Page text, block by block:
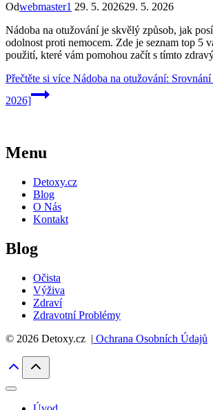
Odwebmaster1 29. 5. 202629. 5. 2026
Nádoba na otužování je skvělý způsob, jak
odolnost proti nemocem. Zde je seznam top 5
použití, které vám pomohou začít s tímto
Přečtěte si více Nádoba na otužování:
2026]
Menu
Detoxy.cz
Blog
O Nás
Kontakt
Blog
Očista
Výživa
Zdraví
Zdravotní Problémy
© 2026 Detoxy.cz | Ochrana Osobních Údajů